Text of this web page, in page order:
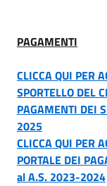
PAGAMENTI
CLICCA QUI PER
SPORTELLO DEL
PAGAMENTI DEI
2025
CLICCA QUI PER
PORTALE DEI
al A.S. 2023-2024